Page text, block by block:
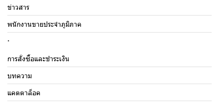
ข่าวสาร
พนักงานขายประจำภูมิภาค
.
การสั่งซื้อและชำระเงิน
บทความ
แคตตาล็อค